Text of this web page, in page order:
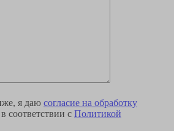
я даю согласие на обработку
в соответствии с Политикой